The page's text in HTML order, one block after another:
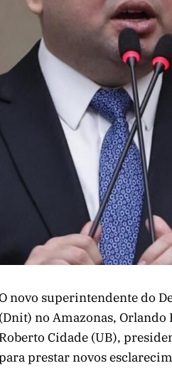
novo superintendente do
(Dnit) no Amazonas, Orlando
Roberto Cidade (UB),
prestar novos